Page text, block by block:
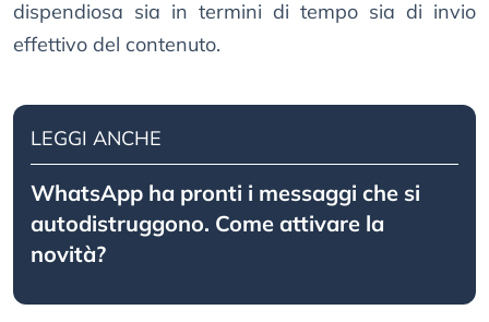
dispendiosa sia in termini di tempo sia di invio
effettivo del contenuto.
LEGGI ANCHE
WhatsApp ha pronti i messaggi che si
autodistruggono. Come attivare la
novità?